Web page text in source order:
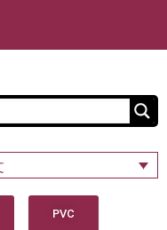
PVC